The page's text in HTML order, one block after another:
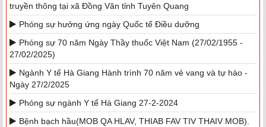
truyền thông tại xã Đồng Văn tỉnh Tuyên Quang
Phóng sự hưởng ứng ngày Quốc tế Điều dưỡng
Phóng sự 70 năm Ngày Thầy thuốc Việt Nam (27/02/1955 -
27/02/2025)
Ngành Y tế Hà Giang Hành trình 70 năm vẻ vang và tự hào -
Ngày 27/2/2025
Phóng sự ngành Y tế Hà Giang 27-2-2024
Bệnh bạch hầu(MOB QA HLAV, THIAB FAV TIV THAIV MOB).